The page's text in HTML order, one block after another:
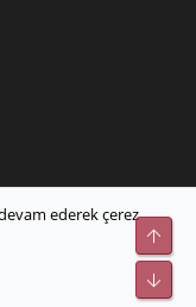
ederek çerez